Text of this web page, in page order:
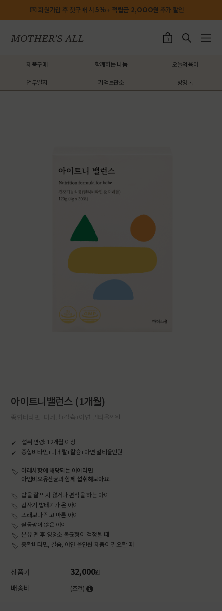
💌 회원가입 후 첫구매 시5%+ 적립금 2,OOO원 추가 할인
0
제품구매 함께하는 나눔 오늘의육아
업무일지 기억보관소 방명록
아이트니밸런스 (1개월)
종합비타민+미네랄+칼슘+아연 멀티올인원
섭취 연령: 12개월 이상
종합비타민+미네랄+칼슘+아연 멀티올인원
아래사항에 해당되는 아이라면
아임비오유산균과 함께 섭취해보아요.
밥을 잘 먹지 않거나 편식을 하는 아이
갑자기 밥태기가 온 아이
또래보다 작고 마른 아이
활동량이 많은 아이
분유 뗀 후 영양소 불균형이 걱정될 때
종합비타민, 칼슘, 아연 올인원 제품이 필요할 때
상품가 32,000원
배송비 (조건)